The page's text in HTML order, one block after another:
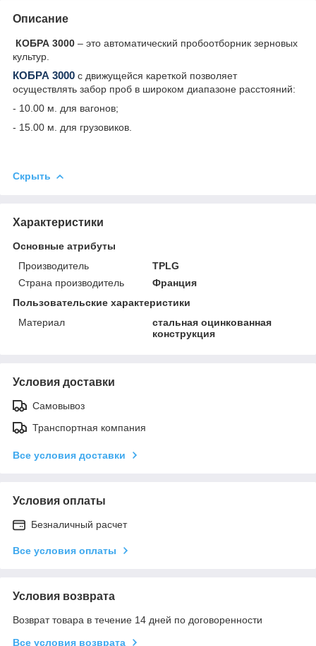
Описание
КОБРА 3000 – это автоматический пробоотборник зерновых
культур.
КОБРА 3000 с движущейся кареткой позволяет
осуществлять забор проб в широком диапазоне расстояний:
- 10.00 м. для вагонов;
- 15.00 м. для грузовиков.
Скрыть
Характеристики
Основные атрибуты
Производитель
TPLG
Страна производитель
Франция
Пользовательские характеристики
Материал
стальная оцинкованная
конструкция
Условия доставки
Самовывоз
Транспортная компания
Все условия доставки
Условия оплаты
Безналичный расчет
Все условия оплаты
Условия возврата
Возврат товара в течение 14 дней по договоренности
Все условия возврата